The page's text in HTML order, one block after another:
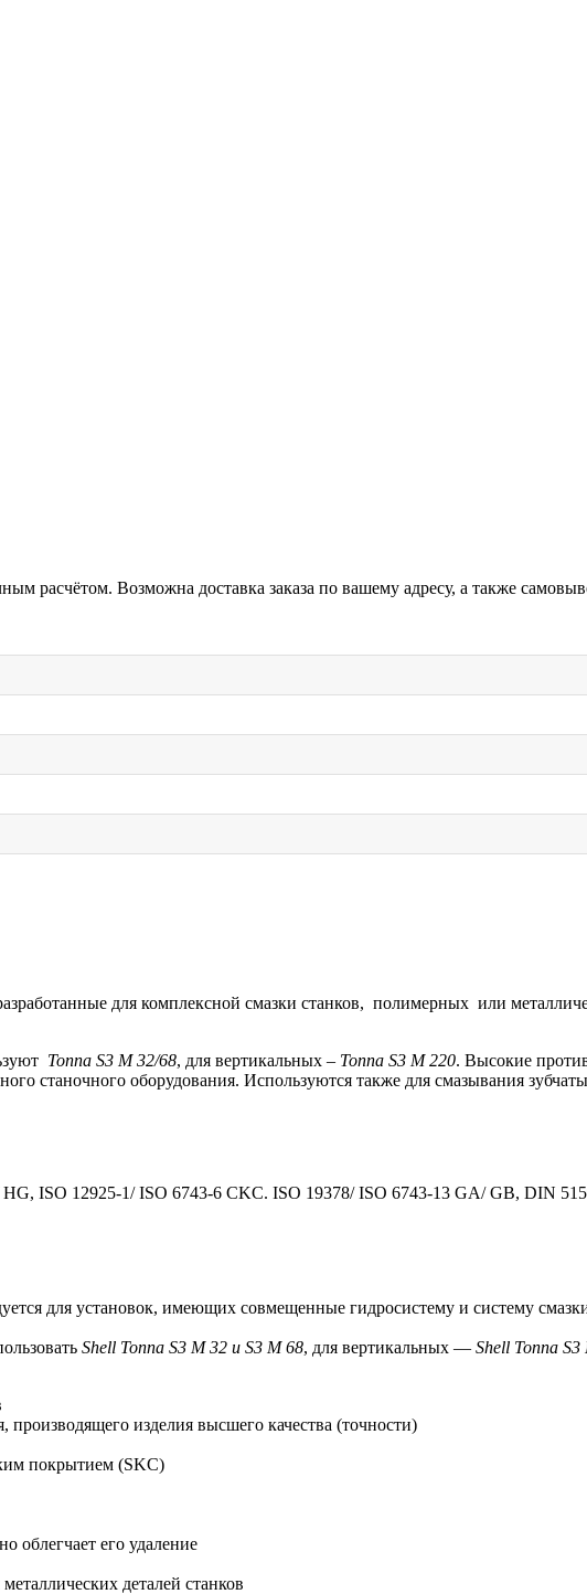
расчётом. Возможна доставка заказа по вашему адресу, а также
для комплексной смазки станков, полимерных или
Tonna S3 M32/68, для вертикальных – Tonna S3 M220. Высокие
станочного оборудования. Используются также для смазывания
ISO 12925-1/ ISO 6743-6 CKC. ISO 19378/ ISO 6743-13 GA/ GB, DIN
для установок, имеющих совмещенные гидросистему и систему
Shell Tonna S3 M32 и S3 M68, для вертикальных — Shell Tonna S3
изделия высшего качества (точности)
покрытием (SKC)
облегчает его удаление
деталей станков